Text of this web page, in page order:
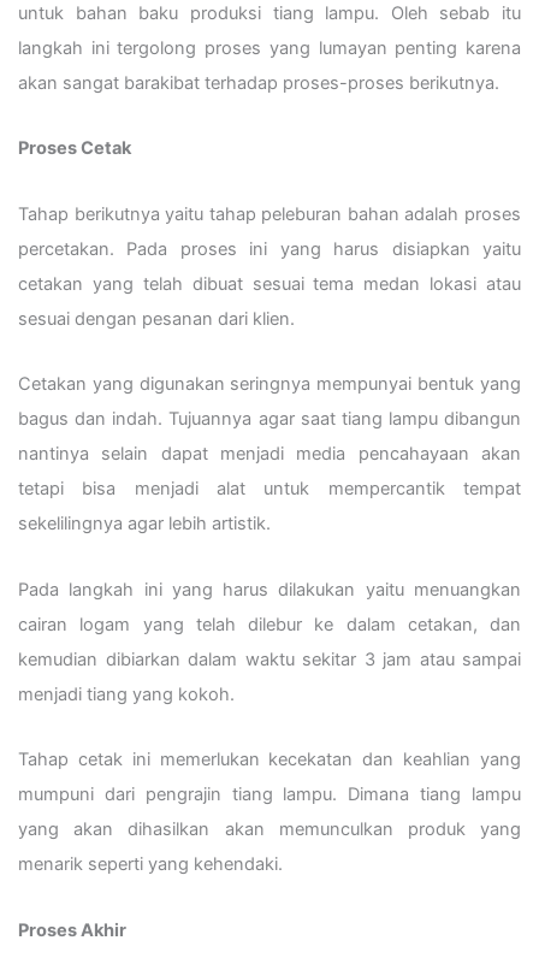
untuk bahan baku produksi tiang lampu. Oleh sebab itu
langkah ini tergolong proses yang lumayan penting karena
akan sangat barakibat terhadap proses-proses berikutnya.
Proses Cetak
Tahap berikutnya yaitu tahap peleburan bahan adalah proses
percetakan. Pada proses ini yang harus disiapkan yaitu
cetakan yang telah dibuat sesuai tema medan lokasi atau
sesuai dengan pesanan dari klien.
Cetakan yang digunakan seringnya mempunyai bentuk yang
bagus dan indah. Tujuannya agar saat tiang lampu dibangun
nantinya selain dapat menjadi media pencahayaan akan
tetapi bisa menjadi alat untuk mempercantik tempat
sekelilingnya agar lebih artistik.
Pada langkah ini yang harus dilakukan yaitu menuangkan
cairan logam yang telah dilebur ke dalam cetakan, dan
kemudian dibiarkan dalam waktu sekitar 3 jam atau sampai
menjadi tiang yang kokoh.
Tahap cetak ini memerlukan kecekatan dan keahlian yang
mumpuni dari pengrajin tiang lampu. Dimana tiang lampu
yang akan dihasilkan akan memunculkan produk yang
menarik seperti yang kehendaki.
Proses Akhir